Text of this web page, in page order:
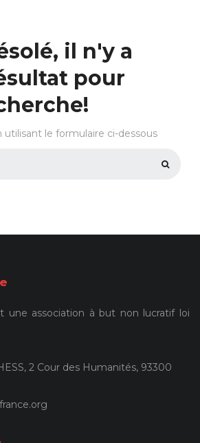
il n'y a
pour
utilisant le formulaire ci-dessous
une association à but non lucratif loi
2 Cour des Humanités, 93300